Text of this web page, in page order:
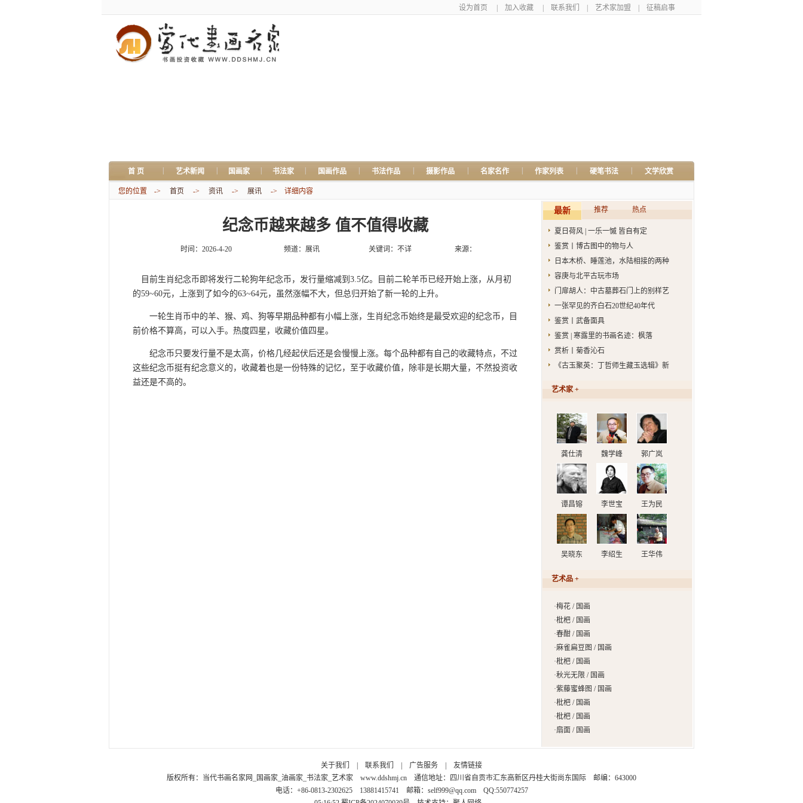
设为首页 加入收藏 联系我们 艺术家加盟 征稿启事
首 页 艺术新闻 国画家 书法家 国画作品 书法作品 摄影作品 名家名作 作家列表 硬笔书法 文学欣赏
您的位置 -> 首页 -> 资讯 -> 展讯 -> 详细内容
纪念币越来越多 值不值得收藏
时间：2026-4-20 频道： 展讯 关键词：不详 来源：
目前生肖纪念币即将发行二轮狗年纪念币，发行量缩减到3.5亿。目前二轮羊币已经开始上涨，从月初
的59~60元，上涨到了如今的63~64元，虽然涨幅不大，但总归开始了新一轮的上升。
一轮生肖币中的羊、猴、鸡、狗等早期品种都有小幅上涨，生肖纪念币始终是最受欢迎的纪念币，目
前价格不算高，可以入手。热度四星，收藏价值四星。
纪念币只要发行量不是太高，价格几经起伏后还是会慢慢上涨。每个品种都有自己的收藏特点，不过
这些纪念币挺有纪念意义的，收藏着也是一份特殊的记忆，至于收藏价值，除非是长期大量，不然投资收
益还是不高的。
最新 推荐 热点
夏日荷风 | 一乐一慽 皆自有定
鉴赏丨博古图中的物与人
日本木桥、睡莲池，水陆相接的两种
容庚与北平古玩市场
门扉胡人：中古墓葬石门上的别样艺
一张罕见的齐白石20世纪40年代
鉴赏丨武备面具
鉴赏 | 寒露里的书画名迹：枫落
赏析丨菊香沁石
《古玉聚英：丁哲师生藏玉选辑》新
艺术家 +
龚仕清 魏学峰 郭广岚
谭昌镕 李世宝 王为民
吴晓东 李绍生 王华伟
艺术品 +
·梅花 / 国画
·枇杷 / 国画
·春酣 / 国画
·麻雀扁豆图 / 国画
·枇杷 / 国画
·秋光无限 / 国画
·紫藤蜜蜂图 / 国画
·枇杷 / 国画
·枇杷 / 国画
·扇面 / 国画
关于我们 联系我们 广告服务
友情链接
版权所有： 当代书画名家网_国画家_油画家_书法家_艺术家 www.ddshmj.cn 通信地址：四川省自贡市汇东高新区丹桂大街尚东国际 邮编：643000
电话：+86-0813-2302625 13881415741 邮箱： self999@qq.comQQ:550774257